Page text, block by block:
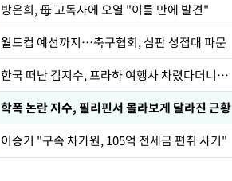
방은희, 母 고독사에 오열 "이틀 만에 발견"
월드컵 예선까지…축구협회, 심판 성접대 파문
한국 떠난 김지수, 프라하 여행사 차렸다더니…
학폭 논란 지수, 필리핀서 몰라보게 달라진 근황
이승기 "구속 차가원, 105억 전세금 편취 사기"